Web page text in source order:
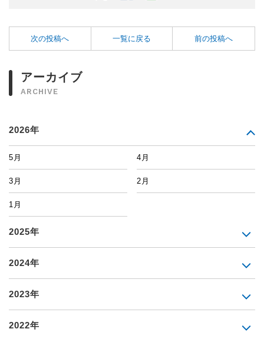
次の投稿へ 一覧に戻る 前の投稿へ
アーカイブ
ARCHIVE
2026年
5月 4月
3月 2月
1月
2025年
2024年
2023年
2022年